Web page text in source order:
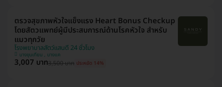
ตรวจสุขภาพหัวใจแข็งแรง Heart Bonus Checkup
โดยสัตวแพทย์ผู้มีประสบการณ์ด้านโรคหัวใจ สำหรับ
แมวทุกวัย
โรงพยาบาลสัตว์แสนดี 24 ชั่วโมง
บางขุนเทียน , บางแค
3,007 บาท3,500 บาท ประหยัด 14%